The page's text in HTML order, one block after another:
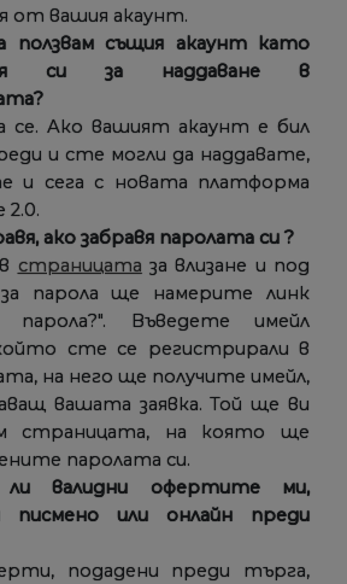
от вашия акаунт.
ползвам същия акаунт като
си за наддаване в
се. Ако вашият акаунт е бил
и сте могли да наддавате,
и сега с новата платформа
2.0.
ако забравя паролата си ?
страницата за влизане и под
парола ще намерите линк
парола?". Въведете имейл
сте се регистрирали в
на него ще получите имейл,
вашата заявка. Той ще ви
страницата, на която ще
паролата си.
валидни офертите ми,
писмено или онлайн преди
подадени преди търга,